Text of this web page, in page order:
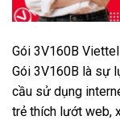
Gói 3V160B
Gói 3V160B là sự
cầu sử dụng
trẻ thích lướt web,